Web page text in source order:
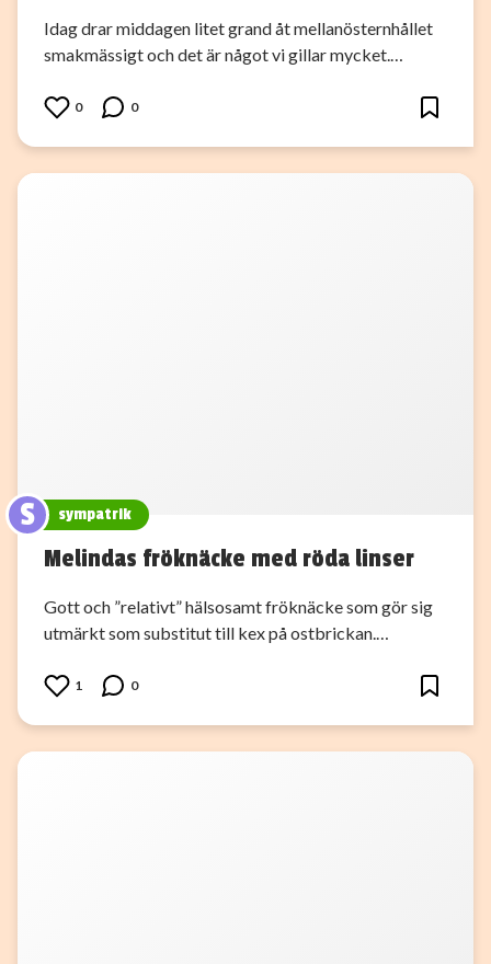
Idag drar middagen litet grand åt mellanösternhållet
smakmässigt och det är något vi gillar mycket.…
0 0
S sympatrik
Melindas fröknäcke med röda linser
Gott och ”relativt” hälsosamt fröknäcke som gör sig
utmärkt som substitut till kex på ostbrickan.…
1 0